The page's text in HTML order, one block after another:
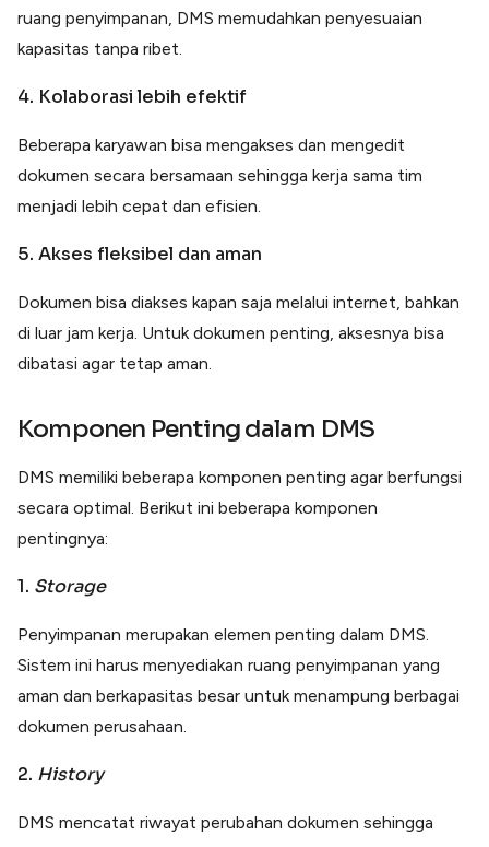
ruang penyimpanan, DMS memudahkan penyesuaian
kapasitas tanpa ribet.
4. Kolaborasi lebih efektif
Beberapa karyawan bisa mengakses dan mengedit
dokumen secara bersamaan sehingga kerja sama tim
menjadi lebih cepat dan efisien.
5. Akses fleksibel dan aman
Dokumen bisa diakses kapan saja melalui internet, bahkan
di luar jam kerja. Untuk dokumen penting, aksesnya bisa
dibatasi agar tetap aman.
Komponen Penting dalam DMS
DMS memiliki beberapa komponen penting agar berfungsi
secara optimal. Berikut ini beberapa komponen
pentingnya:
1. Storage
Penyimpanan merupakan elemen penting dalam DMS.
Sistem ini harus menyediakan ruang penyimpanan yang
aman dan berkapasitas besar untuk menampung berbagai
dokumen perusahaan.
2. History
DMS mencatat riwayat perubahan dokumen sehingga